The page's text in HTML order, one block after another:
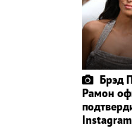
Брэд
Рамон
Instagram